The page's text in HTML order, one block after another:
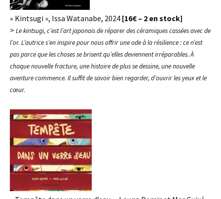
« Kintsugi », Issa Watanabe, 2024 [16€ – 2 en stock]
> Le kintsugi, c’est l’art japonais de réparer des céramiques cassées avec de
l’or. L’autrice s’en inspire pour nous offrir une ode à la résilience : ce n’est
pas parce que les choses se brisent qu’elles deviennent irréparables. À
chaque nouvelle fracture, une histoire de plus se dessine, une nouvelle
aventure commence. Il suffit de savoir bien regarder, d’ouvrir les yeux et le
cœur.